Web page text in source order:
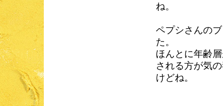
ね。
ペプシさんの
た。
ほんとに年齢
される方が気
けどね。